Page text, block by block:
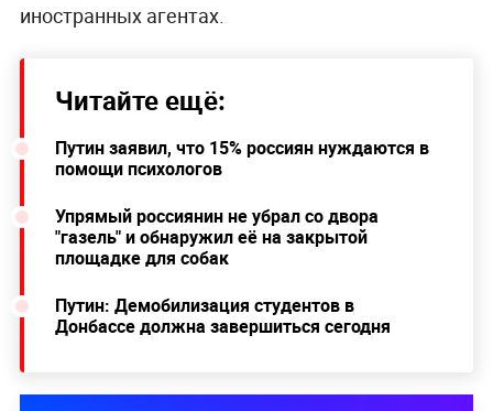
иностранных агентах.
Читайте ещё:
Путин заявил, что 15% россиян нуждаются в
помощи психологов
Упрямый россиянин не убрал со двора
"газель" и обнаружил её на закрытой
площадке для собак
Путин: Демобилизация студентов в
Донбассе должна завершиться сегодня